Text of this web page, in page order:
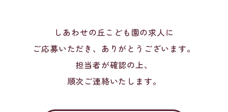
しあわせの丘こども園の求人に
ご応募いただき、ありがとうございます。
担当者が確認の上、
順次ご連絡いたします。